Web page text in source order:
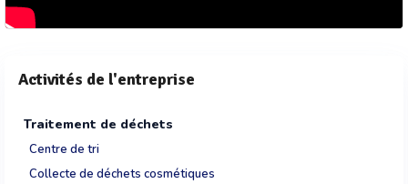
Activités de l'entreprise
Traitement de déchets
Centre de tri
Collecte de déchets cosmétiques